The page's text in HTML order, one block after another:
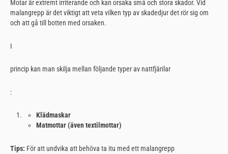
Motar är extremt irriterande och kan orsaka små och stora skador. Vid
malangrepp är det viktigt att veta vilken typ av skadedjur det rör sig om
och att gå till botten med orsaken.
I
princip kan man skilja mellan följande typer av nattfjärilar
:
Klädmaskar
Matmottar (även textilmottar)
Tips: För att undvika att behöva ta itu med ett malangrepp